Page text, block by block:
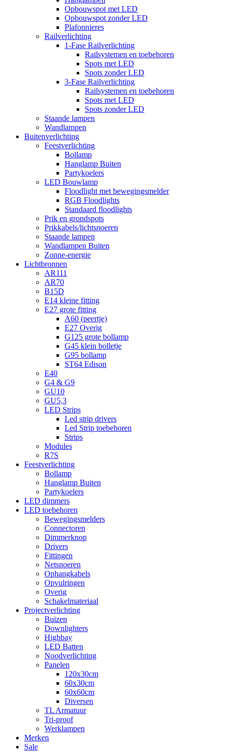
Opbouwspot met LED
Opbouwspot zonder LED
Plafonnieres
Railverlichting
1-Fase Railverlichting
Railsystemen en toebehoren
Spots met LED
Spots zonder LED
3-Fase Railverlichting
Railsystemen en toebehoren
Spots met LED
Spots zonder LED
Staande lampen
Wandlampen
Buitenverlichting
Feestverlichting
Bollamp
Hanglamp Buiten
Partykoelers
LED Bouwlamp
Floodlight met bewegingsmelder
RGB Floodlights
Standaard floodlights
Prik en grondspots
Prikkabels/lichtsnoeren
Staande lampen
Wandlampen Buiten
Zonne-energie
Lichtbronnen
AR111
AR70
B15D
E14 kleine fitting
E27 grote fitting
A60 (peertje)
E27 Overig
G125 grote bollamp
G45 klein bolletje
G95 bollamp
ST64 Edison
E40
G4 & G9
GU10
GU5,3
LED Strips
Led strip drivers
Led Strip toebehoren
Strips
Modules
R7S
Feestverlichting
Bollamp
Hanglamp Buiten
Partykoelers
LED dimmers
LED toebehoren
Bewegingsmelders
Connectoren
Dimmerknop
Drivers
Fittingen
Netsnoeren
Ophangkabels
Opvulringen
Overig
Schakelmateriaal
Projectverlichting
Buizen
Downlighters
Highbay
LED Batten
Noodverlichting
Panelen
120x30cm
60x30cm
60x60cm
Diversen
TL Armatuur
Tri-proof
Werklampen
Merken
Sale